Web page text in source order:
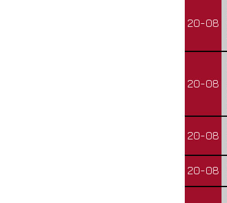
20-08
20-08
20-08
20-08